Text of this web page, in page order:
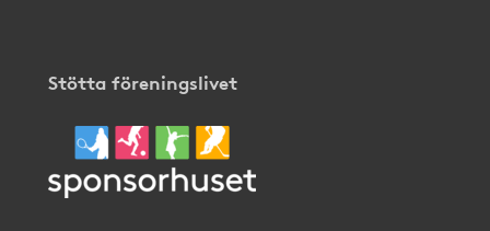
Stötta föreningslivet